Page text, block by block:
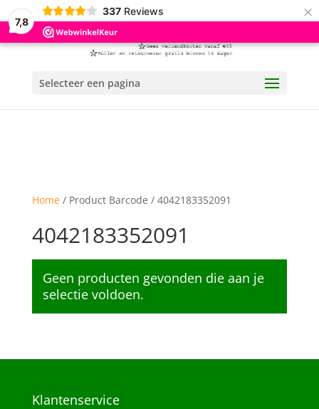
7,8
337 Reviews ×
Selecteer een pagina
Home/ Product Barcode / 4042183352091
4042183352091
Geen producten gevonden die aan je
selectie voldoen.
Klantenservice